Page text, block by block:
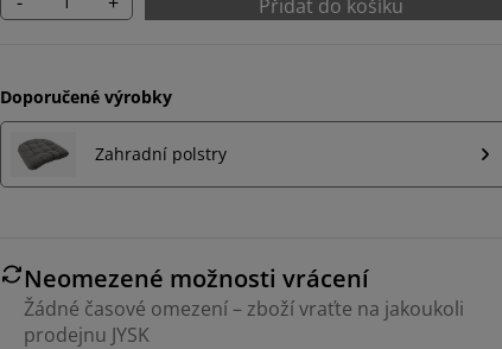
Přidat do košíku
Doporučené výrobky
Zahradní polstry
Neomezené možnosti vrácení
Žádné časové omezení – zboží vraťte na jakoukoli
prodejnu JYSK